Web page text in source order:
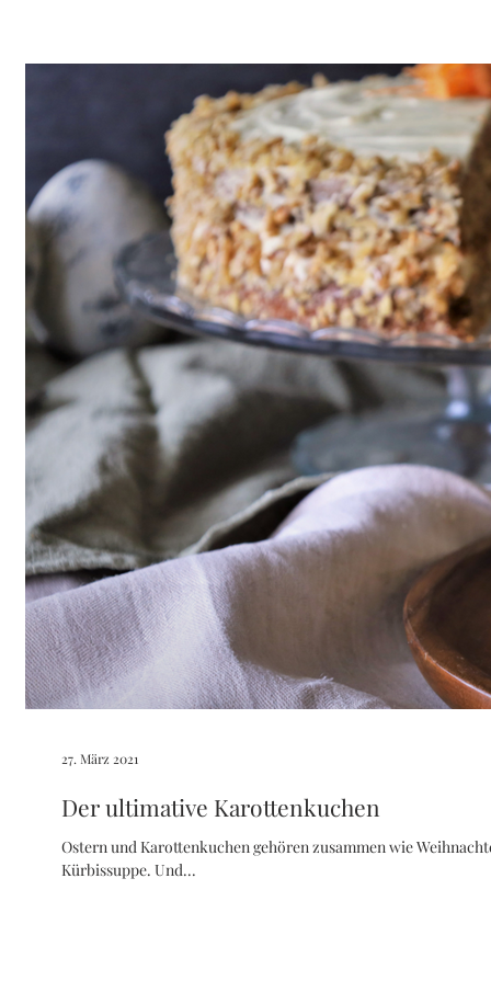
Der ultimative Karottenkuchen
Ostern und Karottenkuchen gehören zusammen wie
Kürbissuppe. Und...
27. März 2021